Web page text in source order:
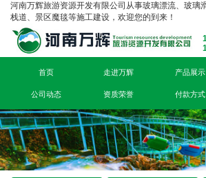
河南万辉旅游资源开发有限公司从事玻璃漂流、玻璃
栈道、景区魔毯等施工建设，欢迎您的到来！
首页 走进万辉 产品展示
公司动态 资质荣誉 付款方式